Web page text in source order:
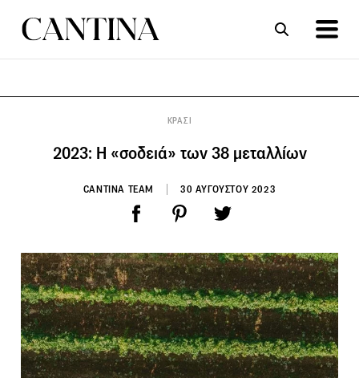
ΚΡΑΣΙ
2023: Η «σοδειά» των 38 μεταλλίων
CANTINA TEAM 30 ΑΥΓΟΥΣΤΟΥ 2023